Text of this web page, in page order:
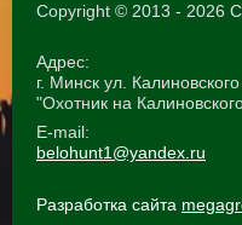
Copyright © 2013 - 2026
Адрес:
г. Минск ул.
"Охотник на
E-mail:
belohunt1@yandex.ru
Разработка сайта